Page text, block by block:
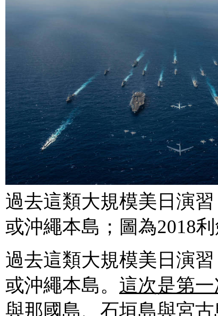
過去這類大規模美日演
或沖繩本島；圖為2018
過去這類大規模美日演
或沖繩本島。 這次是第
與那國島、石垣島與宮